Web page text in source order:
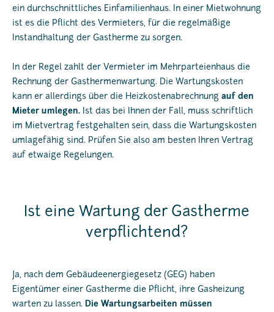
ein durchschnittliches Einfamilienhaus. In einer Mietwohnung
ist es die Pflicht des Vermieters, für die regelmäßige
Instandhaltung der Gastherme zu sorgen.
In der Regel zahlt der Vermieter im Mehrparteienhaus die
Rechnung der Gasthermenwartung. Die Wartungskosten
kann er allerdings über die Heizkostenabrechnung auf den
Mieter umlegen. Ist das bei Ihnen der Fall, muss schriftlich
im Mietvertrag festgehalten sein, dass die Wartungskosten
umlagefähig sind. Prüfen Sie also am besten Ihren Vertrag
auf etwaige Regelungen.
Ist eine Wartung der Gastherme
verpflichtend?
Ja, nach dem Gebäudeenergiegesetz (GEG) haben
Eigentümer einer Gastherme die Pflicht, ihre Gasheizung
warten zu lassen. Die Wartungsarbeiten müssen